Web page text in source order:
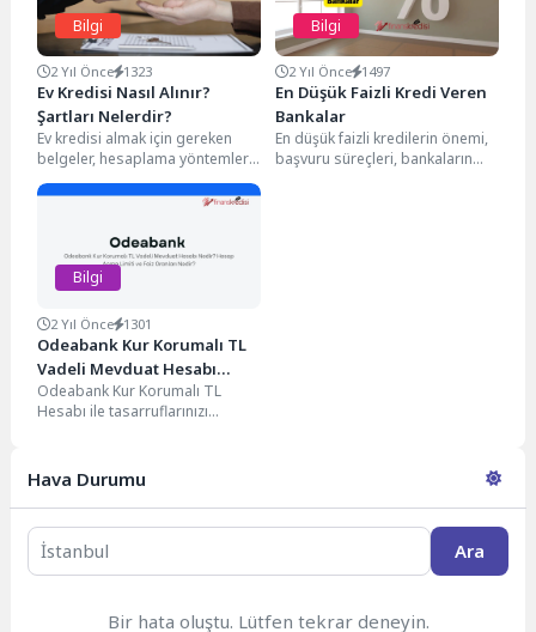
Bilgi
2 Yıl Önce 1323
Ev Kredisi Nasıl Alınır?
Şartları Nelerdir?
Ev kredisi almak için gereken
belgeler, hesaplama yöntemleri,
kredi notu etkisi ve geri ödeme
ipuçları...
Bilgi
2 Yıl Önce 1497
En Düşük Faizli Kredi Veren
Bankalar
En düşük faizli kredilerin önemi,
başvuru süreçleri, bankaların
Bilgi
2 Yıl Önce 1301
Odeabank Kur Korumalı TL
Vadeli Mevduat Hesabı
Nedir? Hesap Açma Limiti ve
Faiz Oranları Nedir?
Odeabank Kur Korumalı TL
Hesabı ile tasarruflarınızı
Hava Durumu
Ara
Bir hata oluştu. Lütfen tekrar deneyin.